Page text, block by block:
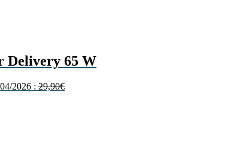
Delivery 65 W
2026 : 29,90€